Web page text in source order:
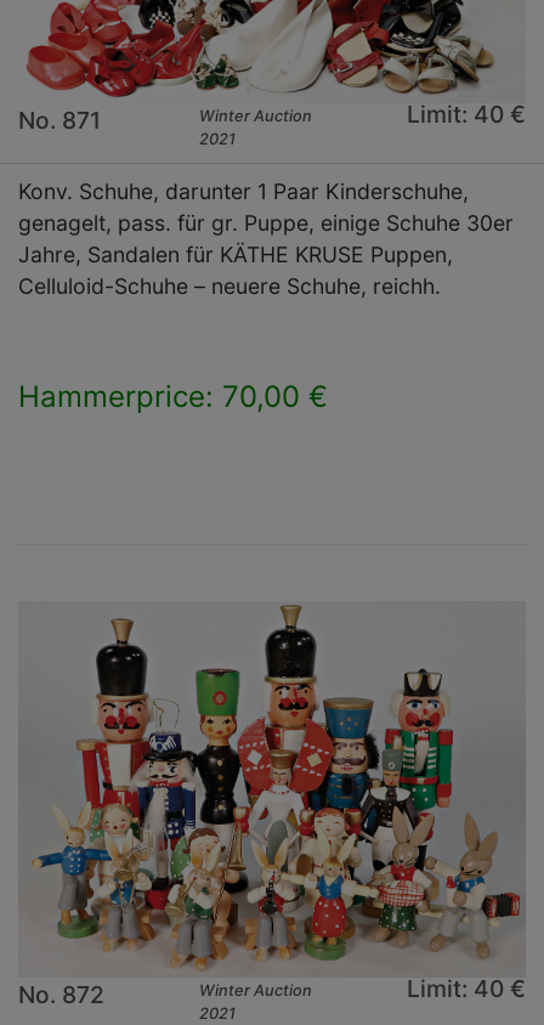
No. 871
Winter Auction
2021
Limit: 40 €
Konv. Schuhe, darunter 1 Paar Kinderschuhe,
genagelt, pass. für gr. Puppe, einige Schuhe 30er
Jahre, Sandalen für KÄTHE KRUSE Puppen,
Celluloid-Schuhe – neuere Schuhe, reichh.
Hammerprice: 70,00 €
No. 872
Winter Auction
2021
Limit: 40 €